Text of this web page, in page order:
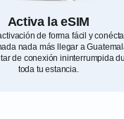
Activa la eSIM
de forma fácil y
nada más llegar a
de conexión ininterrumpida
toda tu estancia.